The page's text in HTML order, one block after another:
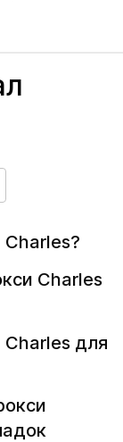
Charles?
Charles
Charles для